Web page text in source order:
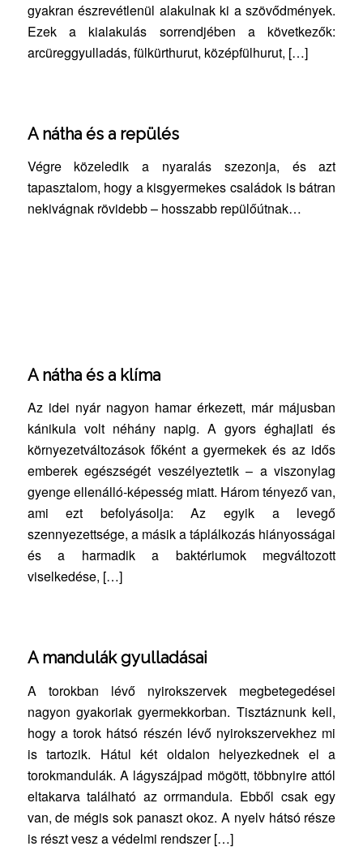
gyakran észrevétlenül alakulnak ki a szövődmények.
Ezek a kialakulás sorrendjében a következők:
arcüreggyulladás, fülkürthurut, középfülhurut, […]
A nátha és a repülés
Végre közeledik a nyaralás szezonja, és azt
tapasztalom, hogy a kisgyermekes családok is bátran
nekivágnak rövidebb – hosszabb repülőútnak…
A nátha és a klíma
Az idei nyár nagyon hamar érkezett, már májusban
kánikula volt néhány napig. A gyors éghajlati és
környezetváltozások főként a gyermekek és az idős
emberek egészségét veszélyeztetik – a viszonylag
gyenge ellenálló-képesség miatt. Három tényező van,
ami ezt befolyásolja: Az egyik a levegő
szennyezettsége, a másik a táplálkozás hiányosságai
és a harmadik a baktériumok megváltozott
viselkedése, […]
A mandulák gyulladásai
A torokban lévő nyirokszervek megbetegedései
nagyon gyakoriak gyermekkorban. Tisztáznunk kell,
hogy a torok hátsó részén lévő nyirokszervekhez mi
is tartozik. Hátul két oldalon helyezkednek el a
torokmandulák. A lágyszájpad mögött, többnyire attól
eltakarva található az orrmandula. Ebből csak egy
van, de mégis sok panaszt okoz. A nyelv hátsó része
is részt vesz a védelmi rendszer […]